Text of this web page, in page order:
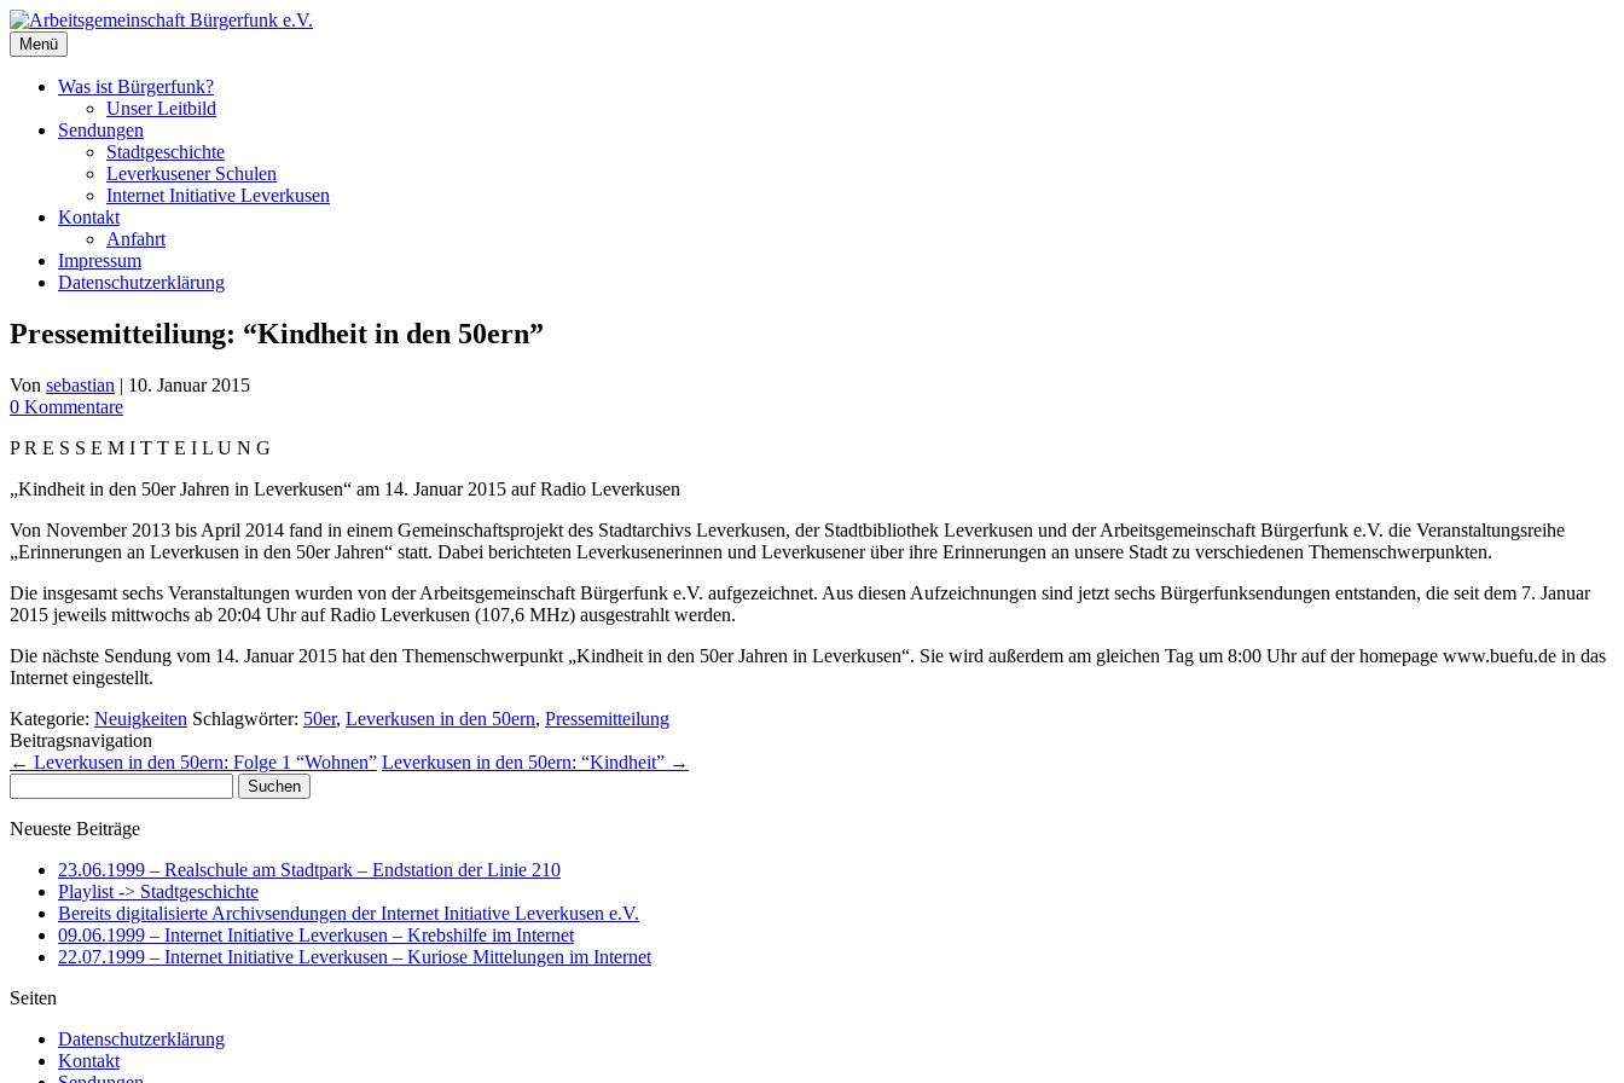
Zum
Inhalt
springen
Menü
Was ist Bürgerfunk?
Unser Leitbild
Sendungen
Stadtgeschichte
Leverkusener Schulen
Internet Initiative Leverkusen
Kontakt
Anfahrt
Impressum
Datenschutzerklärung
Pressemitteiliung: “Kindheit in den 50ern”
Von sebastian | 10. Januar 2015
0 Kommentare
P R E S S E M I T T E I L U N G
„Kindheit in den 50er Jahren in Leverkusen“ am 14. Januar 2015 auf Radio Leverkusen
Von November 2013 bis April 2014 fand in einem Gemeinschaftsprojekt des Stadtarchivs Leverkusen, der Stadtbibliothek Leverkusen und der Arbeitsgemeinschaft Bürgerfunk e.V. die Veranstaltungsreihe
„Erinnerungen an Leverkusen in den 50er Jahren“ statt. Dabei berichteten Leverkusenerinnen und Leverkusener über ihre Erinnerungen an unsere Stadt zu verschiedenen Themenschwerpunkten.
Die insgesamt sechs Veranstaltungen wurden von der Arbeitsgemeinschaft Bürgerfunk e.V. aufgezeichnet. Aus diesen Aufzeichnungen sind jetzt sechs Bürgerfunksendungen entstanden, die seit dem 7. Januar
2015 jeweils mittwochs ab 20:04 Uhr auf Radio Leverkusen (107,6 MHz) ausgestrahlt werden.
Die nächste Sendung vom 14. Januar 2015 hat den Themenschwerpunkt „Kindheit in den 50er Jahren in Leverkusen“. Sie wird außerdem am gleichen Tag um 8:00 Uhr auf der homepage www.buefu.de in das
Internet eingestellt.
Kategorie: Neuigkeiten Schlagwörter: 50er, Leverkusen in den 50ern, Pressemitteilung
Beitragsnavigation
← Leverkusen in den 50ern: Folge 1 “Wohnen” Leverkusen in den 50ern: “Kindheit” →
nach:
Neueste Beiträge
23.06.1999 – Realschule am Stadtpark – Endstation der Linie 210
Playlist -> Stadtgeschichte
Bereits digitalisierte Archivsendungen der Internet Initiative Leverkusen e.V.
09.06.1999 – Internet Initiative Leverkusen – Krebshilfe im Internet
22.07.1999 – Internet Initiative Leverkusen – Kuriose Mittelungen im Internet
Seiten
Datenschutzerklärung
Kontakt